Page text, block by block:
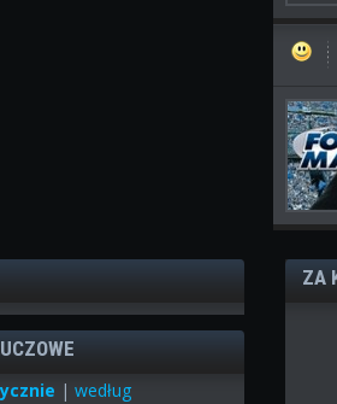
|według
ZA